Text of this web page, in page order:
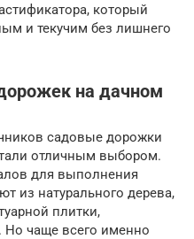
который
и текучим без лишнего
на дачном
садовые дорожки
отличным выбором.
для выполнения
из натурального дерева,
плитки,
Но чаще всего именно